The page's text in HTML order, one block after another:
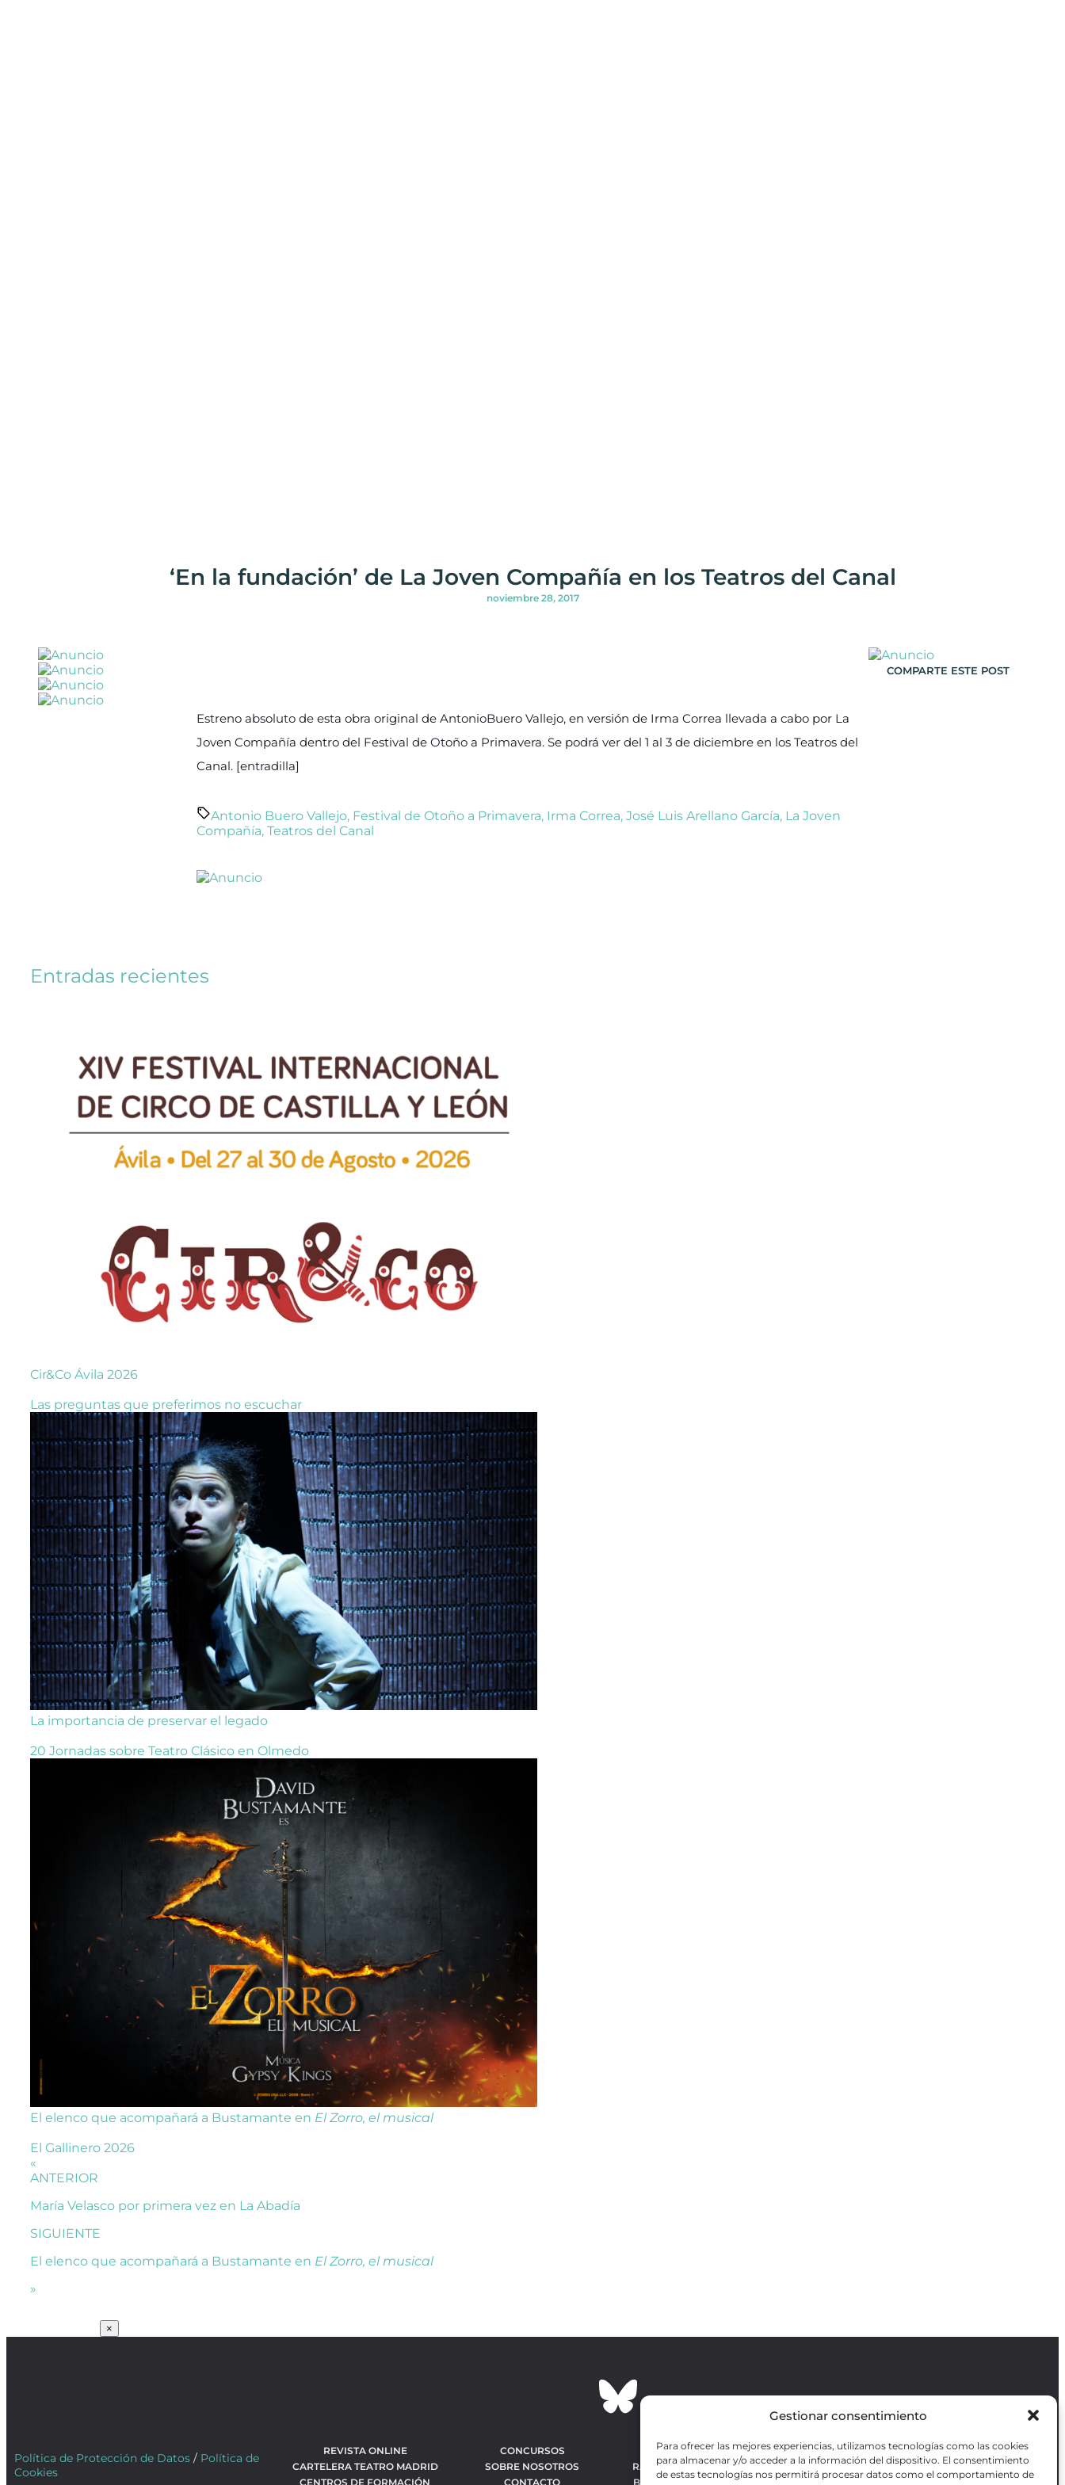
Gestionar consentimiento
Para ofrecer las mejores experiencias, utilizamos tecnologías como las cookies
para almacenar y/o acceder a la información del dispositivo. El consentimiento
de estas tecnologías nos permitirá procesar datos como el comportamiento de
‘En la fundación’ de La Joven Compañía en los Teatros del Canal
noviembre 28, 2017
Estreno absoluto de esta obra original de AntonioBuero Vallejo, en versión de Irma Correa llevada a cabo por La
Joven Compañía dentro del Festival de Otoño a Primavera. Se podrá ver del 1 al 3 de diciembre en los Teatros del
Canal. [entradilla]
Antonio Buero Vallejo, Festival de Otoño a Primavera, Irma Correa, José Luis Arellano García, La Joven
Compañía, Teatros del Canal
COMPARTE ESTE POST
Entradas recientes
Cir&Co Ávila 2026
Las preguntas que preferimos no escuchar
La importancia de preservar el legado
20 Jornadas sobre Teatro Clásico en Olmedo
El elenco que acompañará a Bustamante en El Zorro, el musical
El Gallinero 2026
«
ANTERIOR
María Velasco por primera vez en La Abadía
SIGUIENTE
El elenco que acompañará a Bustamante en El Zorro, el musical
»
×
Política de Protección de Datos / Política de
Cookies
REVISTA ONLINE
CARTELERA TEATRO MADRID
CENTROS DE FORMACIÓN
CONCURSOS
SOBRE NOSOTROS
CONTACTO
OBRAS MÁS VOTADAS
RANKING MEJORES OBRAS
BÚSQUEDA AVANZADA DE
Revista GODOT
es una revista
sobre artes escénicas de Madrid, gratuita y
que se distribuye en espacios escénicos,
además de otros puntos de interés turístico